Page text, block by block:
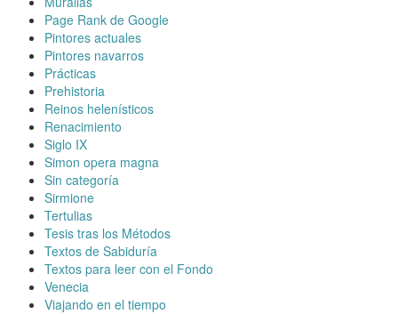
Page Rank de Google
Pintores actuales
Pintores navarros
Prácticas
Prehistoria
Reinos helenísticos
Renacimiento
Siglo IX
Simon opera magna
Sin categoría
Sirmione
Tertulias
Tesis tras los Métodos
Textos de Sabiduría
Textos para leer con el Fondo
Venecia
Viajando en el tiempo